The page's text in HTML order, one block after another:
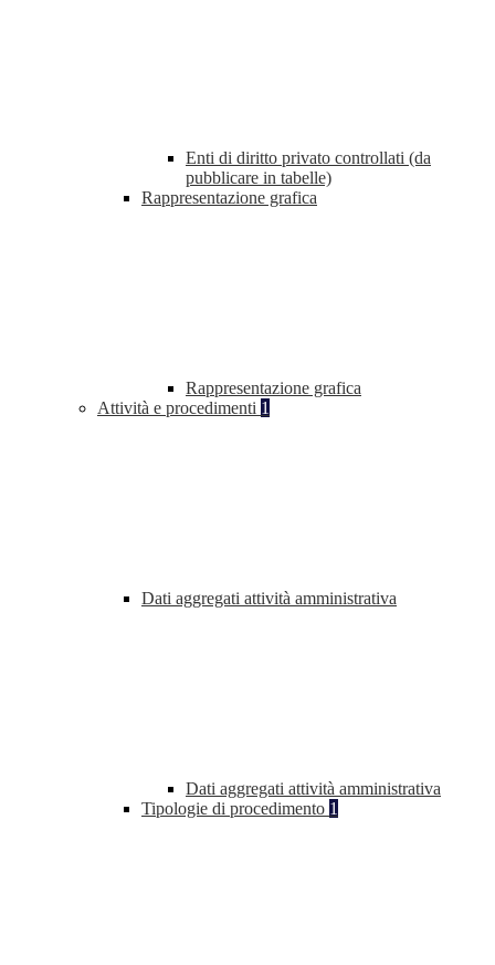
Enti di diritto privato controllati (da
pubblicare in tabelle)
Rappresentazione grafica
Rappresentazione grafica
Attività e procedimenti 1
Dati aggregati attività amministrativa
Dati aggregati attività amministrativa
Tipologie di procedimento 1